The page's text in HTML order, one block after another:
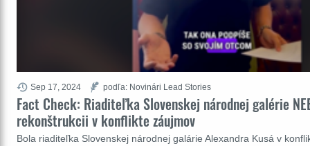
Fact Check: Riaditeľka Slovenskej národnej galérie
rekonštrukcii v konflikte záujmov
Bola riaditeľka Slovenskej národnej galárie Alexandra Kusá v
Sep 17, 2024 podľa: Novinári Lead Stories